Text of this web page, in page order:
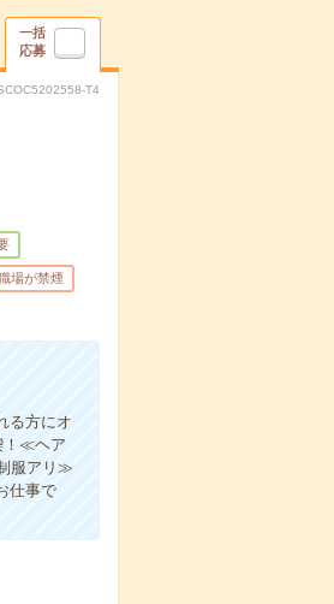
一括
応募
T4
場が禁煙
る方にオ
！≪ヘア
服アリ≫
仕事で